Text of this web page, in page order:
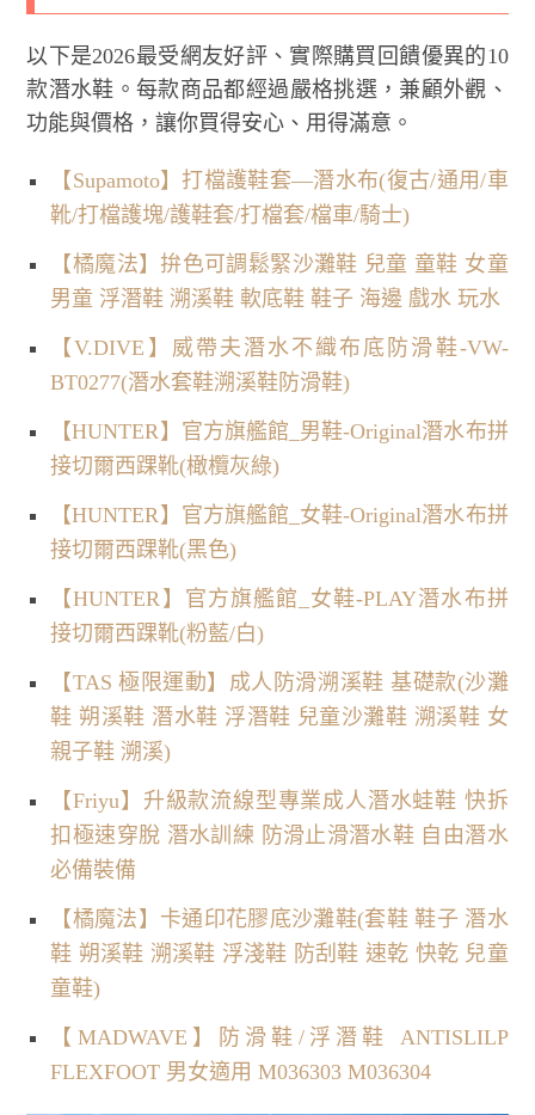
以下是2026最受網友好評、實際購買回饋優異的10
款潛水鞋。每款商品都經過嚴格挑選，兼顧外觀、
功能與價格，讓你買得安心、用得滿意。
【Supamoto】打檔護鞋套—潛水布(復古/通用/車
靴/打檔護塊/護鞋套/打檔套/檔車/騎士)
【橘魔法】拚色可調鬆緊沙灘鞋 兒童 童鞋 女童
男童 浮潛鞋 溯溪鞋 軟底鞋 鞋子 海邊 戲水 玩水
【V.DIVE】威帶夫潛水不織布底防滑鞋-VW-
BT0277(潛水套鞋溯溪鞋防滑鞋)
【HUNTER】官方旗艦館_男鞋-Original潛水布拼
接切爾西踝靴(橄欖灰綠)
【HUNTER】官方旗艦館_女鞋-Original潛水布拼
接切爾西踝靴(黑色)
【HUNTER】官方旗艦館_女鞋-PLAY潛水布拼
接切爾西踝靴(粉藍/白)
【TAS 極限運動】成人防滑溯溪鞋 基礎款(沙灘
鞋 朔溪鞋 潛水鞋 浮潛鞋 兒童沙灘鞋 溯溪鞋 女
親子鞋 溯溪)
【Friyu】升級款流線型專業成人潛水蛙鞋 快拆
扣極速穿脫 潛水訓練 防滑止滑潛水鞋 自由潛水
必備裝備
【橘魔法】卡通印花膠底沙灘鞋(套鞋 鞋子 潛水
鞋 朔溪鞋 溯溪鞋 浮淺鞋 防刮鞋 速乾 快乾 兒童
童鞋)
【MADWAVE】防滑鞋/浮潛鞋 ANTISLILP
FLEXFOOT 男女適用 M036303 M036304